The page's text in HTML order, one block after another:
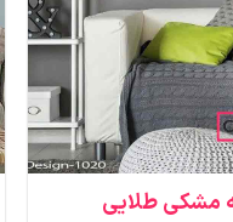
مشکی طلایی